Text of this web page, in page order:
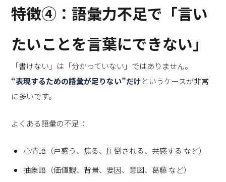
特徴④：語彙力不足で「言い
たいことを言葉にできない」
「書けない」は「分かっていない」ではありません。
“表現するための語彙が足りない”だけというケースが非常
に多いです。
よくある語彙の不足：
心情語（戸惑う、焦る、圧倒される、共感する など）
抽象語（価値観、背景、要因、意図、葛藤 など）